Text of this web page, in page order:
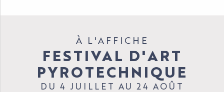
À L'AFFICHE
FESTIVAL D'ART
PYROTECHNIQUE
DU 4 JUILLET AU 24 AOÛT